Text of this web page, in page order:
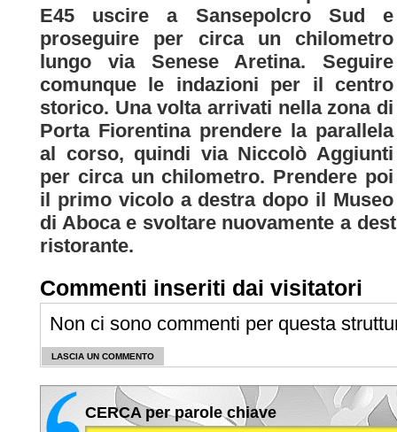
E45 uscire a Sansepolcro Sud e
proseguire per circa un chilometro
lungo via Senese Aretina. Seguire
comunque le indazioni per il centro
storico. Una volta arrivati nella zona di
Porta Fiorentina prendere la parallela
al corso, quindi via Niccolò Aggiunti
per circa un chilometro. Prendere poi
il primo vicolo a destra dopo il Museo
di Aboca e svoltare nuovamente a
ristorante.
Commenti inseriti dai visitatori
Non ci sono commenti per questa
LASCIA UN COMMENTO
CERCA per parole chiave